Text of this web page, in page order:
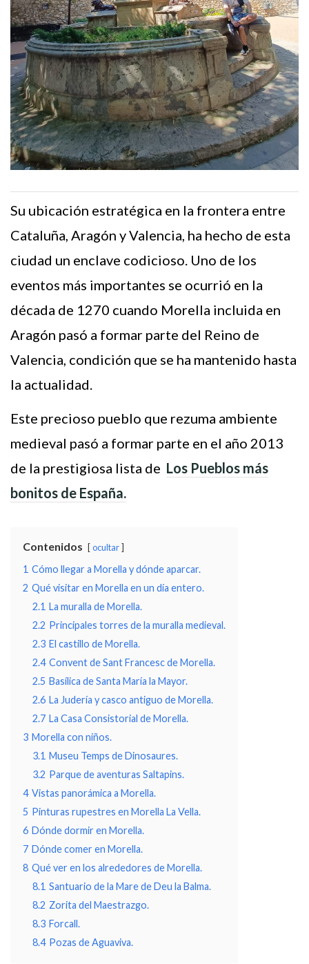
Su ubicación estratégica en la frontera entre
Cataluña, Aragón y Valencia, ha hecho de esta
ciudad un enclave codicioso. Uno de los
eventos más importantes se ocurrió en la
década de 1270 cuando Morella incluida en
Aragón pasó a formar parte del Reino de
Valencia, condición que se ha mantenido hasta
la actualidad.
Este precioso pueblo que rezuma ambiente
medieval pasó a formar parte en el año 2013
de la prestigiosa lista de Los Pueblos más
bonitos de España.
Contenidos ocultar
1 Cómo llegar a Morella y dónde aparcar.
2 Qué visitar en Morella en un día entero.
2.1 La muralla de Morella.
2.2 Principales torres de la muralla medieval.
2.3 El castillo de Morella.
2.4 Convent de Sant Francesc de Morella.
2.5 Basílica de Santa María la Mayor.
2.6 La Judería y casco antiguo de Morella.
2.7 La Casa Consistorial de Morella.
3 Morella con niños.
3.1 Museu Temps de Dinosaures.
3.2 Parque de aventuras Saltapins.
4 Vistas panorámica a Morella.
5 Pinturas rupestres en Morella La Vella.
6 Dónde dormir en Morella.
7 Dónde comer en Morella.
8 Qué ver en los alrededores de Morella.
8.1 Santuario de la Mare de Deu la Balma.
8.2 Zorita del Maestrazgo.
8.3 Forcall.
8.4 Pozas de Aguaviva.